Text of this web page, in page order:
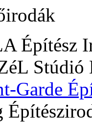
Építész
Stúdió
Garde